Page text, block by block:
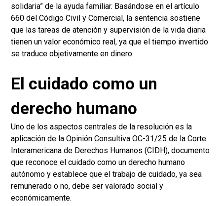
solidaria” de la ayuda familiar. Basándose en el artículo
660 del Código Civil y Comercial, la sentencia sostiene
que las tareas de atención y supervisión de la vida diaria
tienen un valor económico real, ya que el tiempo invertido
se traduce objetivamente en dinero.
El cuidado como un
derecho humano
Uno de los aspectos centrales de la resolución es la
aplicación de la Opinión Consultiva OC-31/25 de la Corte
Interamericana de Derechos Humanos (CIDH), documento
que reconoce el cuidado como un derecho humano
autónomo y establece que el trabajo de cuidado, ya sea
remunerado o no, debe ser valorado social y
económicamente.